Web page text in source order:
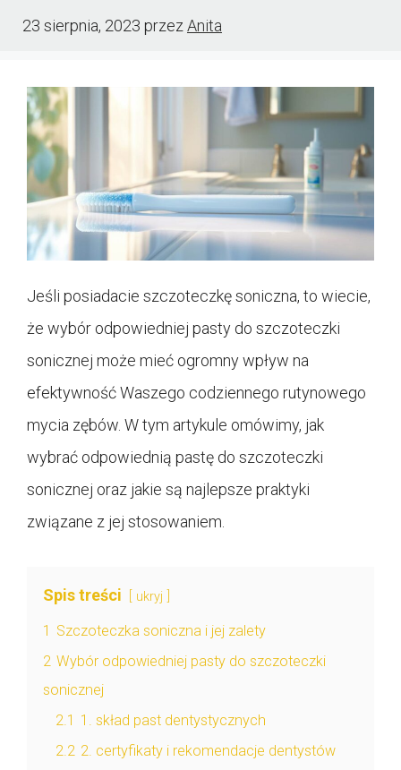
23 sierpnia, 2023 przez Anita
Jeśli posiadacie szczoteczkę soniczna, to wiecie,
że wybór odpowiedniej pasty do szczoteczki
sonicznej może mieć ogromny wpływ na
efektywność Waszego codziennego rutynowego
mycia zębów. W tym artykule omówimy, jak
wybrać odpowiednią pastę do szczoteczki
sonicznej oraz jakie są najlepsze praktyki
związane z jej stosowaniem.
Spis treści ukryj
1 Szczoteczka soniczna i jej zalety
2 Wybór odpowiedniej pasty do szczoteczki
sonicznej
2.1 1. skład past dentystycznych
2.2 2. certyfikaty i rekomendacje dentystów